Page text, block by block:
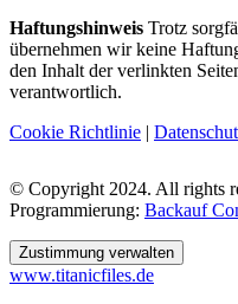
Haftungshinweis Trotz
übernehmen wir keine
den Inhalt der verlinkten
verantwortlich.
Cookie Richtlinie |
© Copyright 2024. All rights
Programmierung: Backauf
Zustimmung verwalten
www.titanicfiles.de